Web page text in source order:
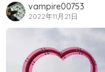
vampire00753
2022年11月21日